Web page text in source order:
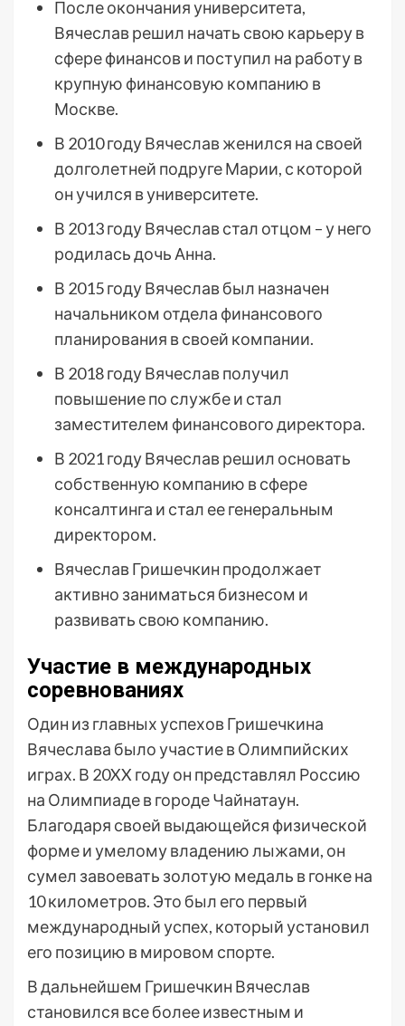
После окончания университета,
Вячеслав решил начать свою карьеру в
сфере финансов и поступил на работу в
крупную финансовую компанию в
Москве.
В 2010 году Вячеслав женился на своей
долголетней подруге Марии, с которой
он учился в университете.
В 2013 году Вячеслав стал отцом – у него
родилась дочь Анна.
В 2015 году Вячеслав был назначен
начальником отдела финансового
планирования в своей компании.
В 2018 году Вячеслав получил
повышение по службе и стал
заместителем финансового директора.
В 2021 году Вячеслав решил основать
собственную компанию в сфере
консалтинга и стал ее генеральным
директором.
Вячеслав Гришечкин продолжает
активно заниматься бизнесом и
развивать свою компанию.
Участие в международных
соревнованиях
Один из главных успехов Гришечкина
Вячеслава было участие в Олимпийских
играх. В 20XX году он представлял Россию
на Олимпиаде в городе Чайнатаун.
Благодаря своей выдающейся физической
форме и умелому владению лыжами, он
сумел завоевать золотую медаль в гонке на
10 километров. Это был его первый
международный успех, который установил
его позицию в мировом спорте.
В дальнейшем Гришечкин Вячеслав
становился все более известным и